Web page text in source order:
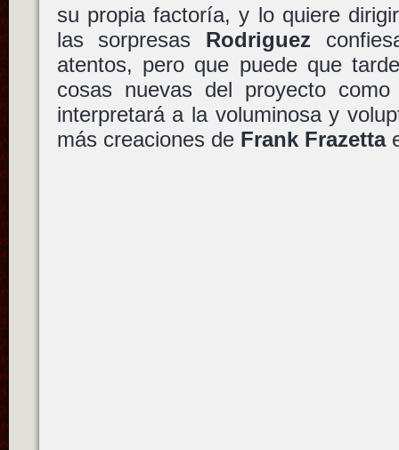
su propia factoría, y lo quiere
las sorpresas Rodriguez
atentos, pero que puede que
cosas nuevas del proyecto
interpretará a la voluminosa y
más creaciones de Frank Frazetta